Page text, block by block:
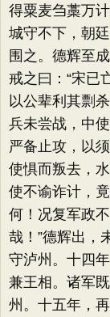
得粟麦刍藁万
城守不下，朝
围之。德辉至
戒之曰：“宋已
以公辈利其剽
兵未尝战，中
严备止攻，以
使惧而叛去，
使不谕诈计，
何！况复军政
哉！”德辉出，
守泸州。十四
兼王相。诸军
州。十五年，